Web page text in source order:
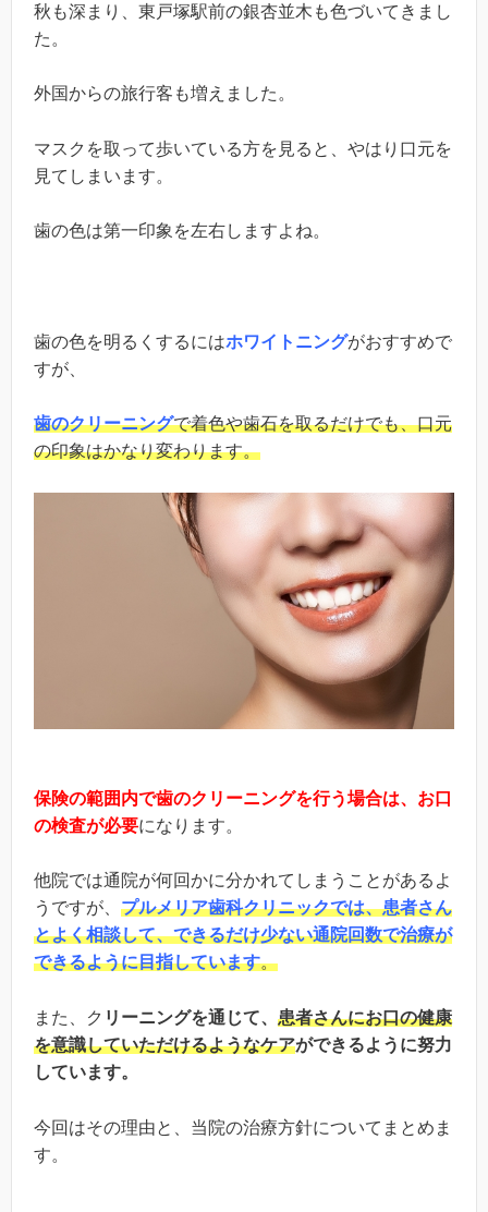
秋も深まり、東戸塚駅前の銀杏並木も色づいてきまし
た。
外国からの旅行客も増えました。
マスクを取って歩いている方を見ると、やはり口元を
見てしまいます。
歯の色は第一印象を左右しますよね。
歯の色を明るくするにはホワイトニングがおすすめで
すが、
歯のクリーニングで着色や歯石を取るだけでも、口元
の印象はかなり変わります。
保険の範囲内で歯のクリーニングを行う場合は、お口
の検査が必要になります。
他院では通院が何回かに分かれてしまうことがあるよ
うですが、 プルメリア歯科クリニックでは、患者さん
とよく相談して、できるだけ少ない通院回数で治療が
できるように目指しています。
また、ク リーニングを通じて、 患者さんにお口の健康
を意識していただけるようなケアができるように努力
しています。
今回はその理由と、当院の治療方針についてまとめま
す。